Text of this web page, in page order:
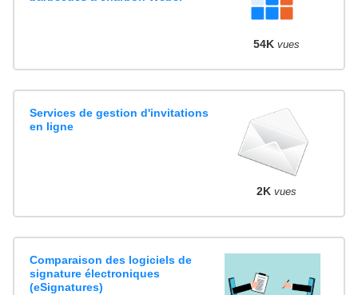
54K vues
Services de gestion d'invitations
en ligne
2K vues
Comparaison des logiciels de
signature électroniques
(eSignatures)